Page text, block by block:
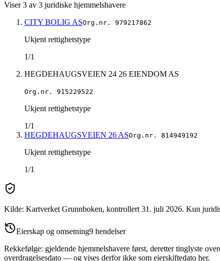
Viser3 av 3 juridiske hjemmelshavere
CITY BOLIG ASOrg.nr. 979217862
Ukjent rettighetstype
1/1
HEGDEHAUGSVEIEN 24 26 EIENDOM AS
Org.nr. 915229522
Ukjent rettighetstype
1/1
HEGDEHAUGSVEIEN 26 ASOrg.nr. 814949192
Ukjent rettighetstype
1/1
Kilde: Kartverket Grunnboken, kontrollert 31. juli 2026. Kun
Eierskap og omsetning9 hendelser
Rekkefølge: gjeldende hjemmelshavere først, deretter tinglyste
overdragelsesdato — og vises derfor ikke som eierskiftedato her.